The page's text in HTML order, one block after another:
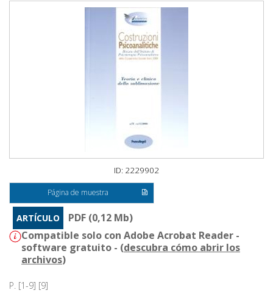
ID: 2229902
Página de muestra
ARTÍCULO
PDF (0,12 Mb)
Compatible solo con Adobe Acrobat Reader -
software gratuito - (descubra cómo abrir los
archivos)
P. [1-9] [9]